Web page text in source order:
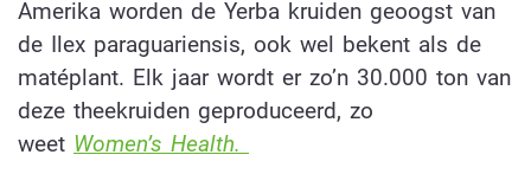
Amerika worden de Yerba kruiden geoogst van
de Ilex paraguariensis, ook wel bekent als de
matéplant. Elk jaar wordt er zo’n 30.000 ton van
deze theekruiden geproduceerd, zo
weet Women’s Health.